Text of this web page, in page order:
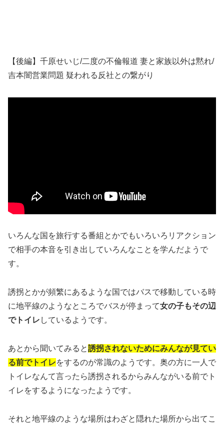
【後編】千原せいじ/二度の不倫報道 妻と家族以外は黙れ/
吉本闇営業問題 疑われる反社との繋がり
いろんな国を旅行する番組とかでもいろいろリアクション
で相手の本音を引き出していろんなことを学んだようで
す。
誘拐とかが頻繁にあるような国ではバスで移動している時
に地平線のようなところでバスが停まって女の子もその辺
でトイレ しているようです。
あとから聞いてみると誘拐されないためにみんなが見てい
る前でトイレをするのが常識のようです。奥の方に一人で
トイレなんて言ったら誘拐されるからみんながいる前でト
イレをするようになったようです。
それと地平線のような場所はわざと隠れた場所から出てこ